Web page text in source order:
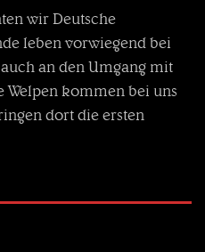
wir Deutsche
leben vorwiegend bei
an den Umgang mit
Welpen kommen bei uns
dort die ersten